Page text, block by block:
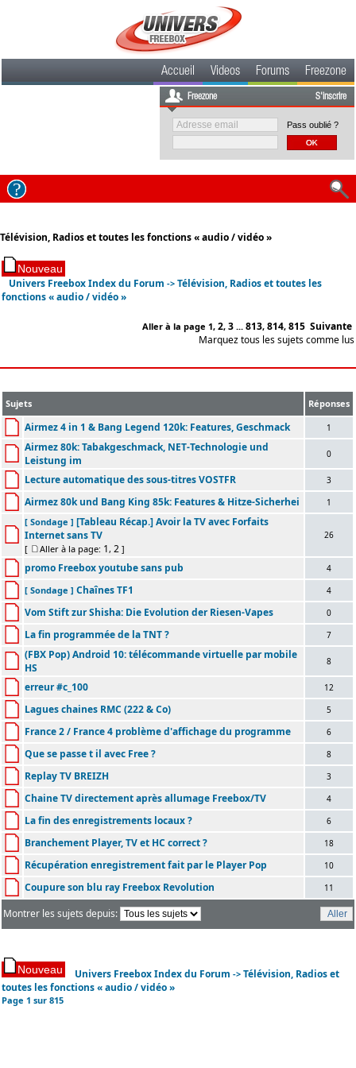
Accueil Videos Forums Freezone
Freezone S'inscrire
Pass oublié ?
Télévision, Radios et toutes les fonctions « audio / vidéo »
Univers Freebox Index du Forum ->Télévision, Radios et toutes les
fonctions « audio / vidéo »
Aller à la page 1, 2, 3... 813, 814, 815 Suivante
Marquez tous les sujets comme lus
Sujets Réponses
Airmez 4 in 1 & Bang Legend 120k: Features, Geschmack 1
Airmez 80k: Tabakgeschmack, NET-Technologie und
Leistung im
0
Lecture automatique des sous-titres VOSTFR 3
Airmez 80k und Bang King 85k: Features & Hitze-Sicherhei 1
[ Sondage ] [Tableau Récap.] Avoir la TV avec Forfaits
Internet sans TV
[ Aller à la page: 1 , 2 ]
26
promo Freebox youtube sans pub 4
[ Sondage ] Chaînes TF1 4
Vom Stift zur Shisha: Die Evolution der Riesen-Vapes 0
La fin programmée de la TNT ? 7
(FBX Pop) Android 10: télécommande virtuelle par mobile
HS
8
erreur #c_100 12
Lagues chaines RMC (222 & Co) 5
France 2 / France 4 problème d'affichage du programme 6
Que se passe t il avec Free ? 8
Replay TV BREIZH 3
Chaine TV directement après allumage Freebox/TV 4
La fin des enregistrements locaux ? 6
Branchement Player, TV et HC correct ? 18
Récupération enregistrement fait par le Player Pop 10
Coupure son blu ray Freebox Revolution 11
Montrer les sujets depuis:
Univers Freebox Index du Forum ->Télévision, Radios et
toutes les fonctions « audio / vidéo »
Page1 sur815